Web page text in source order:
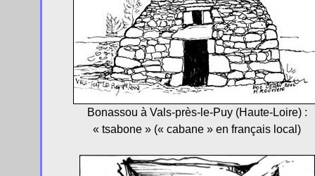
Bonassou à Vals-près-le-Puy (Haute-Loire) :
« tsabone » (« cabane » en français local)